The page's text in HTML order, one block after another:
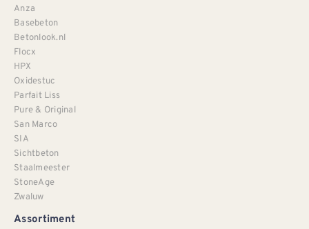
Anza
Basebeton
Betonlook.nl
Flocx
HPX
Oxidestuc
Parfait Liss
Pure & Original
San Marco
SIA
Sichtbeton
Staalmeester
StoneAge
Zwaluw
Assortiment